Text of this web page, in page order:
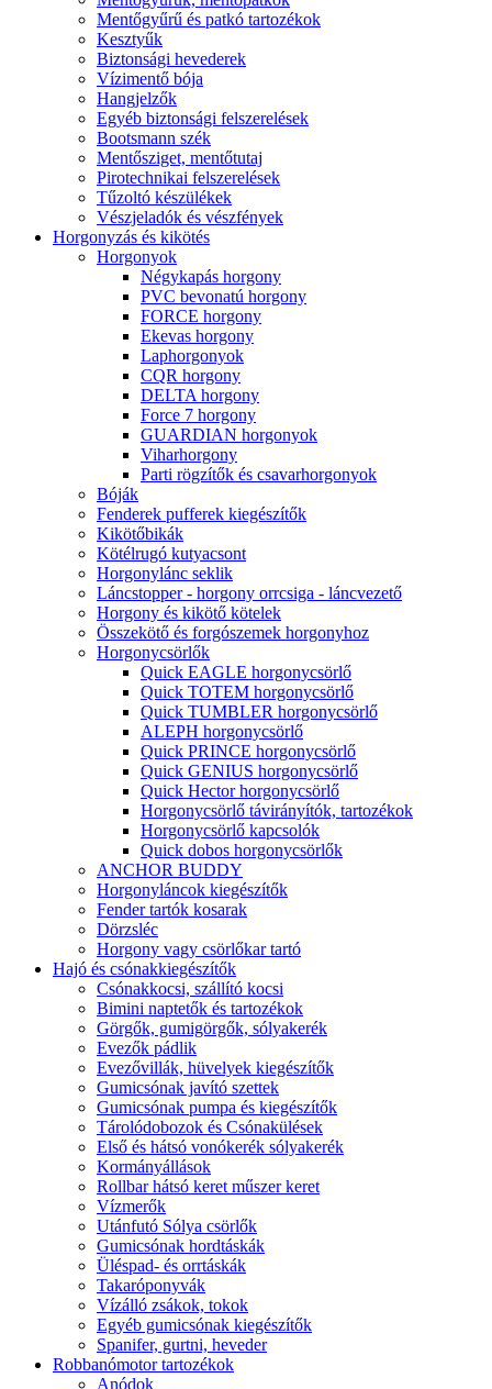
Mentőgyűrű és patkó tartozékok
Kesztyűk
Biztonsági hevederek
Vízimentő bója
Hangjelzők
Egyéb biztonsági felszerelések
Bootsmann szék
Mentősziget, mentőtutaj
Pirotechnikai felszerelések
Tűzoltó készülékek
Vészjeladók és vészfények
Horgonyzás és kikötés
Horgonyok
Négykapás horgony
PVC bevonatú horgony
FORCE horgony
Ekevas horgony
Laphorgonyok
CQR horgony
DELTA horgony
Force 7 horgony
GUARDIAN horgonyok
Viharhorgony
Parti rögzítők és csavarhorgonyok
Bóják
Fenderek pufferek kiegészítők
Kikötőbikák
Kötélrugó kutyacsont
Horgonylánc seklik
Láncstopper - horgony orrcsiga - láncvezető
Horgony és kikötő kötelek
Összekötő és forgószemek horgonyhoz
Horgonycsörlők
Quick EAGLE horgonycsörlő
Quick TOTEM horgonycsörlő
Quick TUMBLER horgonycsörlő
ALEPH horgonycsörlő
Quick PRINCE horgonycsörlő
Quick GENIUS horgonycsörlő
Quick Hector horgonycsörlő
Horgonycsörlő távirányítók, tartozékok
Horgonycsörlő kapcsolók
Quick dobos horgonycsörlők
ANCHOR BUDDY
Horgonyláncok kiegészítők
Fender tartók kosarak
Dörzsléc
Horgony vagy csörlőkar tartó
Hajó és csónakkiegészítők
Csónakkocsi, szállító kocsi
Bimini naptetők és tartozékok
Görgők, gumigörgők, sólyakerék
Evezők pádlik
Evezővillák, hüvelyek kiegészítők
Gumicsónak javító szettek
Gumicsónak pumpa és kiegészítők
Tárolódobozok és Csónakülések
Első és hátsó vonókerék sólyakerék
Kormányállások
Rollbar hátsó keret műszer keret
Vízmerők
Utánfutó Sólya csörlők
Gumicsónak hordtáskák
Üléspad- és orrtáskák
Takaróponyvák
Vízálló zsákok, tokok
Egyéb gumicsónak kiegészítők
Spanifer, gurtni, heveder
Robbanómotor tartozékok
Anódok